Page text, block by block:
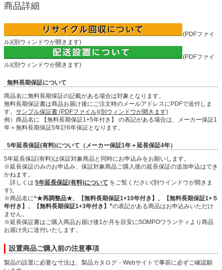
商品詳細
(PDFファイ
ル)(別ウィンドウが開きます)
(PDFファイ
ル)(別ウィンドウが開きます)
無料長期保証について
商品名に無料長期保証の記載がある場合は対象となります。
無料長期保証書は商品お届け後にご注文時のメールアドレスにPDFで送付しま
す。 サンプル保証書 (PDFファイル)(別ウィンドウが開きます)
例）商品名に 【無料長期保証1+5年付き】 の表記がある場合は、メーカー保証1
年＋無料長期保証5年計6年保証となります。
5年延長保証(有料)について（メーカー保証1年＋延長保証4年）
5年延長保証(有料)は保証対象商品と同時にお申込みをお願いします。
※延長保証のみのお申込み、保証対象商品ご購入後の延長保証の追加申込はでき
かねます。
詳しくは 5年延長保証(有料)について をご覧ください(別ウインドウが開きま
す)。
※商品名に“★再調整品★、【無料長期保証1+10年付き】、【無料長期保証1+５
年付き】、【無料長期保証1+3年付き】”の表記がある商品はお申込みいただけ
ません。
※延長保証書はご購入商品お届け後1か月を目安にSOMPOワランティより商品
お届け先に送付いたします。
設置商品ご購入前の注意事項
製品の設置に必要な寸法は、製品カタログ・Webサイトで事前に必ずご確認願